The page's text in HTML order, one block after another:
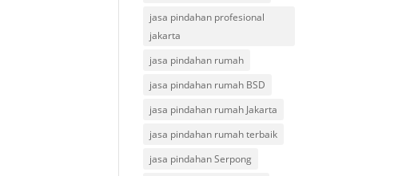
jasa pindahan profesional
jakarta
jasa pindahan rumah
jasa pindahan rumah BSD
jasa pindahan rumah Jakarta
jasa pindahan rumah terbaik
jasa pindahan Serpong